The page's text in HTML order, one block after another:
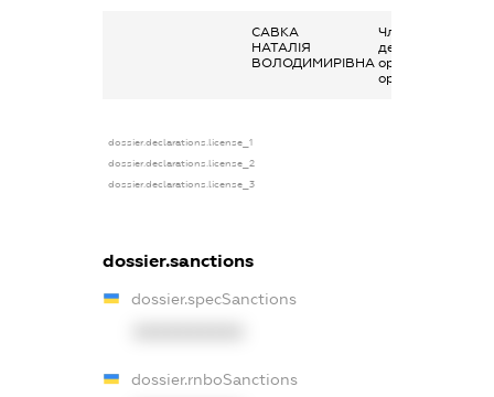
САВКА
НАТАЛІЯ
ВОЛОДИМИРІВНА
Членство
декларування в
організаціях та їх
органах
dossier.declarations.license_1
dossier.declarations.license_2
dossier.declarations.license_3
dossier.sanctions
dossier.specSanctions
dossier.rnboSanctions